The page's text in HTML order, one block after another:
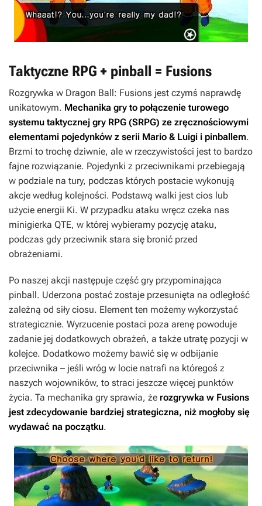
Taktyczne RPG + pinball = Fusions
Rozgrywka w Dragon Ball: Fusions jest czymś naprawdę
unikatowym. Mechanika gry to połączenie turowego
systemu taktycznej gry RPG (SRPG) ze zręcznościowymi
elementami pojedynków z serii Mario & Luigi i pinballem.
Brzmi to trochę dziwnie, ale w rzeczywistości jest to bardzo
fajne rozwiązanie. Pojedynki z przeciwnikami przebiegają
w podziale na tury, podczas których postacie wykonują
akcje według kolejności. Podstawą walki jest cios lub
użycie energii Ki. W przypadku ataku wręcz czeka nas
minigierka QTE, w której wybieramy pozycję ataku,
podczas gdy przeciwnik stara się bronić przed
obrażeniami.
Po naszej akcji następuje część gry przypominająca
pinball. Uderzona postać zostaje przesunięta na odległość
zależną od siły ciosu. Element ten możemy wykorzystać
strategicznie. Wyrzucenie postaci poza arenę powoduje
zadanie jej dodatkowych obrażeń, a także utratę pozycji w
kolejce. Dodatkowo możemy bawić się w odbijanie
przeciwnika – jeśli wróg w locie natrafi na któregoś z
naszych wojowników, to straci jeszcze więcej punktów
życia. Ta mechanika gry sprawia, że rozgrywka w Fusions
jest zdecydowanie bardziej strategiczna, niż mogłoby się
wydawać na początku.